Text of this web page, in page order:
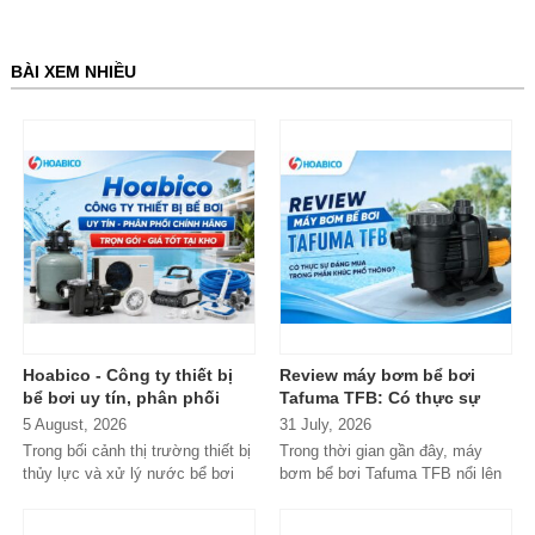
BÀI XEM NHIỀU
Hoabico - Công ty thiết bị
bể bơi uy tín, phân phối
chính hãng toàn quốc
5 August, 2026
Trong bối cảnh thị trường thiết bị
thủy lực và xử lý nước bể bơi
Review máy bơm bể bơi
Tafuma TFB: Có thực sự
đáng mua trong phân khúc
phổ thông?
31 July, 2026
Trong thời gian gần đây, máy
bơm bể bơi Tafuma TFB nổi lên